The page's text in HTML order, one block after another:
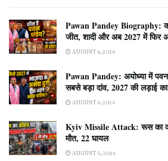
Pawan Pandey Biography:
जीत, शादी और अब 2027 में फिर
AUGUST 6, 2026
Pawan Pandey: अयोध्या में
सबसे बड़ा दांव, 2027 की लड़ाई
AUGUST 6, 2026
Kyiv Missile Attack: रूस का
मौत, 22 घायल
AUGUST 5, 2026